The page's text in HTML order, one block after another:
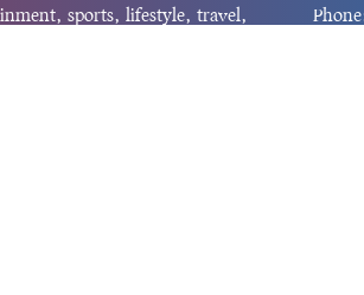
sports, lifestyle, travel,